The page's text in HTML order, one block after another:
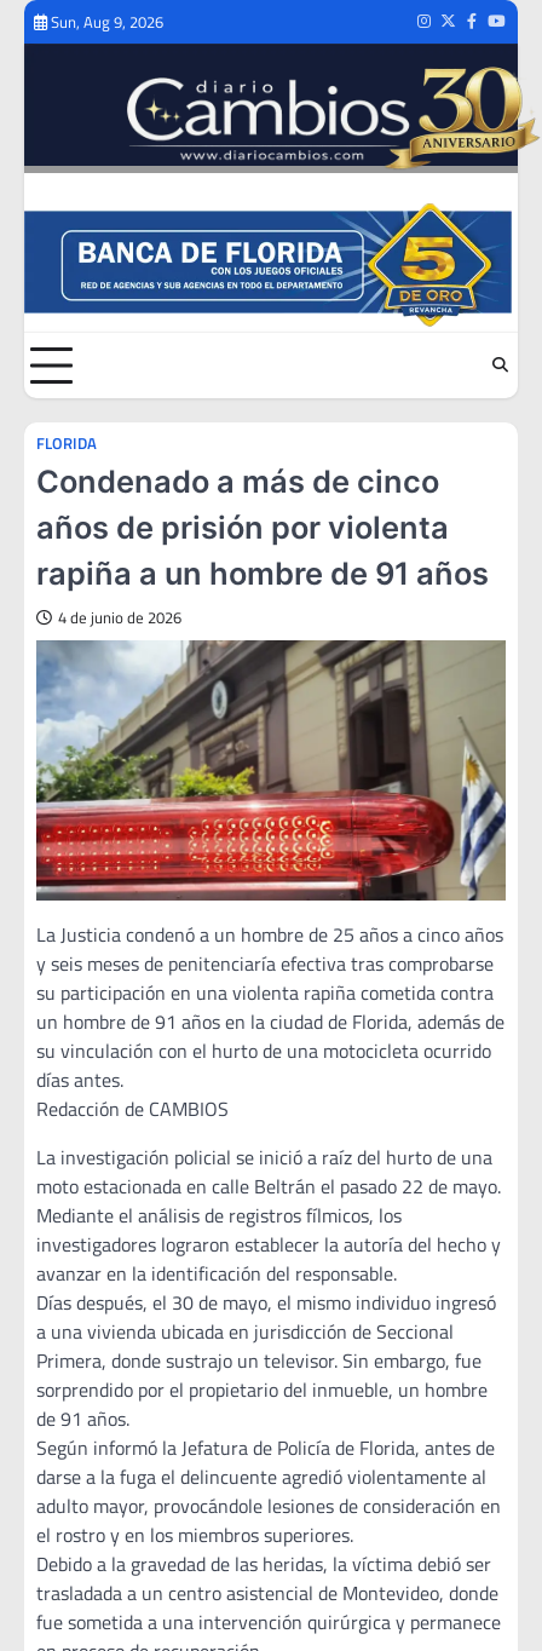
Skip
Sun, Aug 9, 2026 Instagram
TwitterFacebook
FLORIDA
Condenado a más de cinco
años de prisión por violenta
rapiña a un hombre de 91 años
4 de junio de 2026
La Justicia condenó a un hombre de 25 años a cinco años
y seis meses de penitenciaría efectiva tras comprobarse
su participación en una violenta rapiña cometida contra
un hombre de 91 años en la ciudad de Florida, además de
su vinculación con el hurto de una motocicleta ocurrido
días antes.
Redacción de CAMBIOS
La investigación policial se inició a raíz del hurto de una
moto estacionada en calle Beltrán el pasado 22 de mayo.
Mediante el análisis de registros fílmicos, los
investigadores lograron establecer la autoría del hecho y
avanzar en la identificación del responsable.
Días después, el 30 de mayo, el mismo individuo ingresó
a una vivienda ubicada en jurisdicción de Seccional
Primera, donde sustrajo un televisor. Sin embargo, fue
sorprendido por el propietario del inmueble, un hombre
de 91 años.
Según informó la Jefatura de Policía de Florida, antes de
darse a la fuga el delincuente agredió violentamente al
adulto mayor, provocándole lesiones de consideración en
el rostro y en los miembros superiores.
Debido a la gravedad de las heridas, la víctima debió ser
trasladada a un centro asistencial de Montevideo, donde
fue sometida a una intervención quirúrgica y permanece